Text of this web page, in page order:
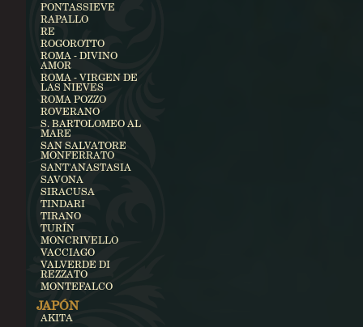
PONTASSIEVE
RAPALLO
RE
ROGOROTTO
ROMA - DIVINO
AMOR
ROMA - VIRGEN DE
LAS NIEVES
ROMA POZZO
ROVERANO
S. BARTOLOMEO AL
MARE
SAN SALVATORE
MONFERRATO
SANT'ANASTASIA
SAVONA
SIRACUSA
TINDARI
TIRANO
TURÍN
MONCRIVELLO
VACCIAGO
VALVERDE DI
REZZATO
MONTEFALCO
JAPÓN
AKITA